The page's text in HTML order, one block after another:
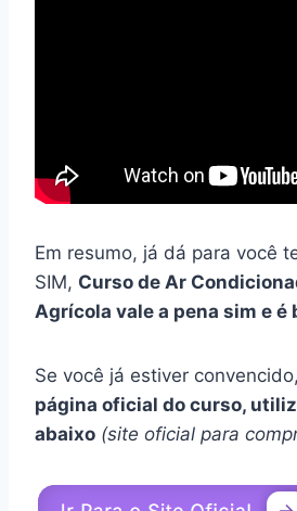
Em resumo, já dá para você
SIM, Curso de Ar
Agrícola vale a pena sim e é
Se você já estiver convencido,
página oficial do curso,
abaixo (site oficial para